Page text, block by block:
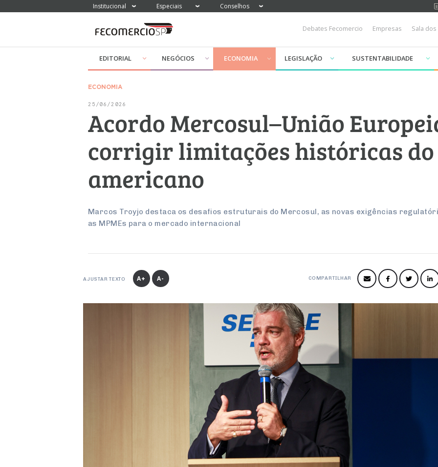
Institucional Especiais Conselhos
Debates Fecomercio Empresas Sala
EDITORIAL NEGÓCIOS ECONOMIA LEGISLAÇÃO SUSTENTABILIDADE
ECONOMIA
25/06/2026
Acordo Mercosul–União
corrigir limitações históricas do
americano
Marcos Troyjo destaca os desafios estruturais do Mercosul, as novas exigências
as MPMEs para o mercado internacional
AJUSTAR TEXTO A+ A- COMPARTILHAR